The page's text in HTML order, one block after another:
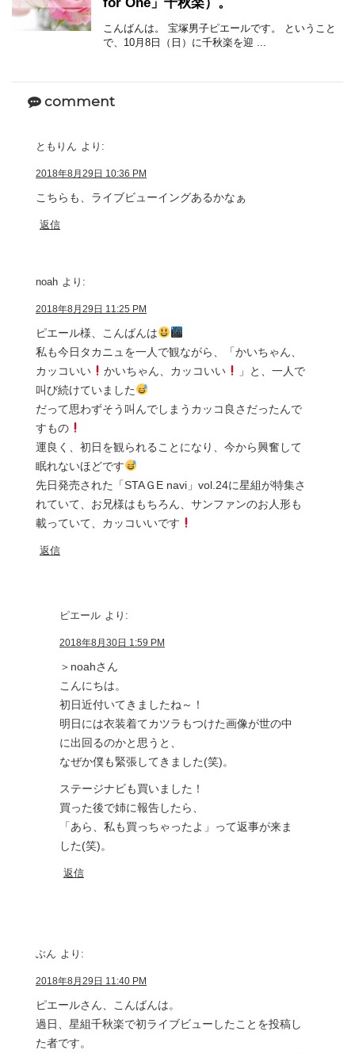
こんばんは。 宝塚男子ピエールです。 ということ
で、10月8日（日）に千秋楽を迎 ...
comment
ともりん より:
2018年8月29日 10:36 PM
こちらも、ライブビューイングあるかなぁ
返信
noah より:
2018年8月29日 11:25 PM
ピエール様、こんばんは
私も今日タカニュを一人で観ながら、「かいちゃん、
カッコいい
かいちゃん、カッコいい
」と、一人で
叫び続けていました
だって思わずそう叫んでしまうカッコ良さだったんで
すもの
運良く、初日を観られることになり、今から興奮して
眠れないほどです
先日発売された「STAＧE navi」vol.24に星組が特集さ
れていて、お兄様はもちろん、サンファンのお人形も
載っていて、カッコいいです
返信
ピエール より:
2018年8月30日 1:59 PM
＞noahさん
こんにちは。
初日近付いてきましたね～！
明日には衣装着てカツラもつけた画像が世の中
に出回るのかと思うと、
なぜか僕も緊張してきました(笑)。
ステージナビも買いました！
買った後で姉に報告したら、
「あら、私も買っちゃったよ」って返事が来ま
した(笑)。
返信
ぶん より:
2018年8月29日 11:40 PM
ピエールさん、こんばんは。
過日、星組千秋楽で初ライブビューしたことを投稿し
た者です。